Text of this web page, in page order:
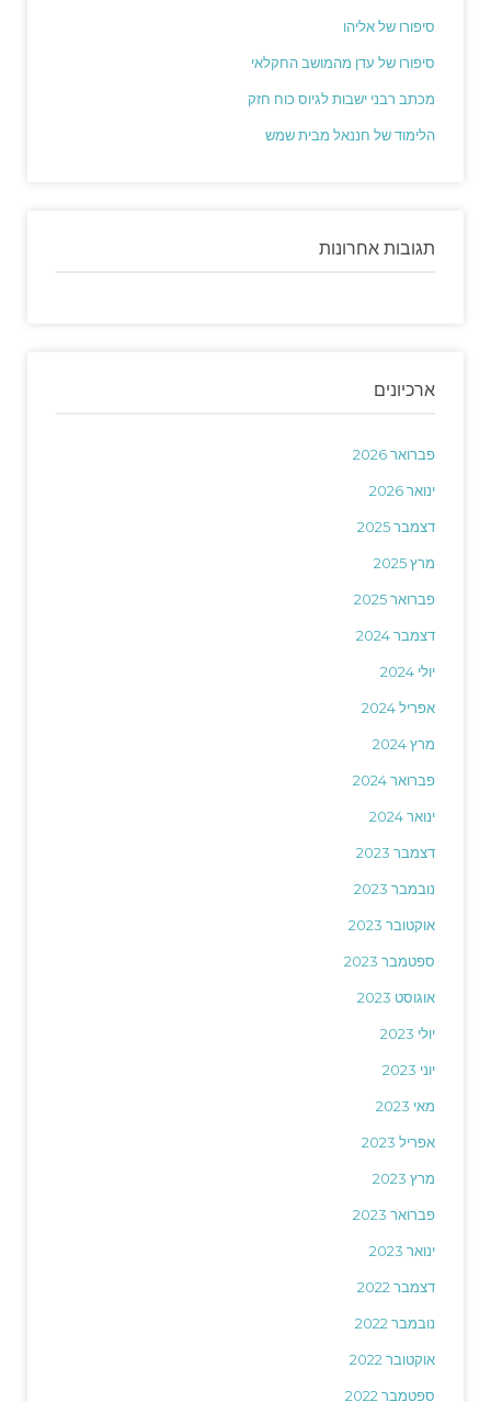
סיפורו של אליהו
סיפורו של עדן מהמושב החקלאי
מכתב רבני ישבות לגיוס כוח חזק
הלימוד של חננאל מבית שמש
תגובות אחרונות
ארכיונים
פברואר 2026
ינואר 2026
דצמבר 2025
מרץ 2025
פברואר 2025
דצמבר 2024
יולי 2024
אפריל 2024
מרץ 2024
פברואר 2024
ינואר 2024
דצמבר 2023
נובמבר 2023
אוקטובר 2023
ספטמבר 2023
אוגוסט 2023
יולי 2023
יוני 2023
מאי 2023
אפריל 2023
מרץ 2023
פברואר 2023
ינואר 2023
דצמבר 2022
נובמבר 2022
אוקטובר 2022
ספטמבר 2022